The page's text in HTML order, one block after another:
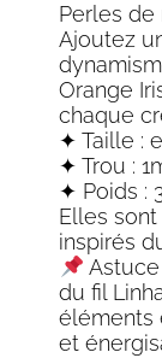
Perles de
Ajoutez
Orange
chaque
✦ Taille :
✦ Trou :
✦ Poids :
Elles
inspirés
du fil
éléments
et